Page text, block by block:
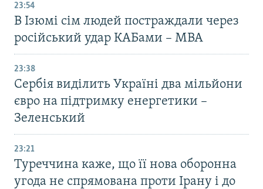
23:54
В Ізюмі сім людей постраждали через
російський удар КАБами – МВА
23:38
Сербія виділить Україні два мільйони
євро на підтримку енергетики –
Зеленський
23:21
Туреччина каже, що її нова оборонна
угода не спрямована проти Ірану і до